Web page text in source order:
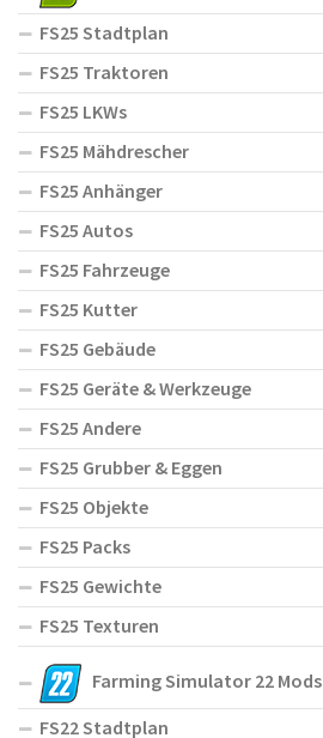
FS25 Stadtplan
FS25 Traktoren
FS25 LKWs
FS25 Mähdrescher
FS25 Anhänger
FS25 Autos
FS25 Fahrzeuge
FS25 Kutter
FS25 Gebäude
FS25 Geräte & Werkzeuge
FS25 Andere
FS25 Grubber & Eggen
FS25 Objekte
FS25 Packs
FS25 Gewichte
FS25 Texturen
Farming Simulator 22 Mods
FS22 Stadtplan